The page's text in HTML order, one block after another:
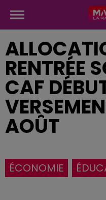
RENTRÉE
CAF
AOÛT
ÉCONOMIE